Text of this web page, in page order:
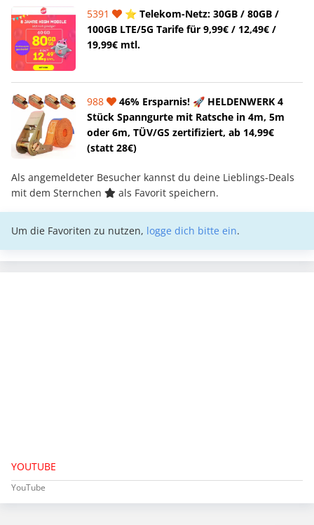
5391
⭐️ Telekom-Netz: 30GB / 80GB /
100GB LTE/5G Tarife für 9,99€ / 12,49€ /
19,99€ mtl.
988
46% Ersparnis! 🚀 HELDENWERK 4
Stück Spanngurte mit Ratsche in 4m, 5m
oder 6m, TÜV/GS zertifiziert, ab 14,99€
(statt 28€)
Als angemeldeter Besucher kannst du deine Lieblings-Deals
mit dem Sternchen
als Favorit speichern.
Um die Favoriten zu nutzen, logge dich bitte ein.
YOUTUBE
YouTube